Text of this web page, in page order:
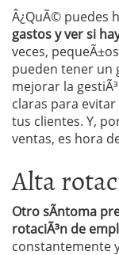
Â¿QuÃ© puedes
gastos y ver si
veces,
pueden tener un
mejorar la
claras para
tus clientes. Y,
ventas, es hora
Alta
Otro sÃ­ntoma
rotaciÃ³n de
constantemente